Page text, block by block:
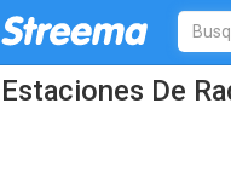
Estaciones De